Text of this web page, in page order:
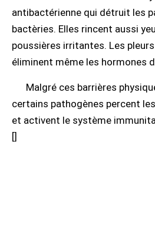
antibactérienne qui détruit les
bactèries. Elles rincent aussi
poussières irritantes. Les
éliminent même les hormones
Malgré ces barrières
certains pathogènes percent
et activent le système
[]